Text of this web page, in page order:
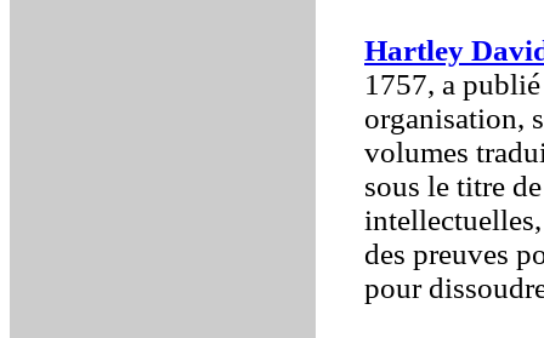
Hartley
1757, a
organisation,
volumes
sous le titre
des preuves
pour